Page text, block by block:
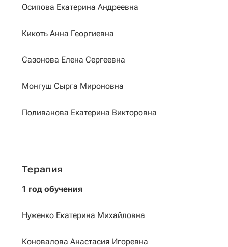
Осипова Екатерина Андреевна
Кикоть Анна Георгиевна
Сазонова Елена Сергеевна
Монгуш Сырга Мироновна
Поливанова Екатерина Викторовна
Терапия
1 год обучения
Нуженко Екатерина Михайловна
Коновалова Анастасия Игоревна